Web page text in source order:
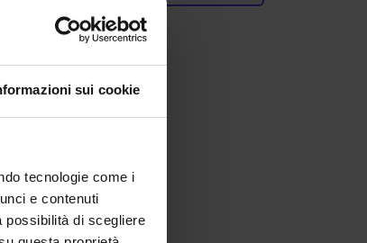
sui cookie
tecnologie come i
e contenuti
possibilità di scegliere